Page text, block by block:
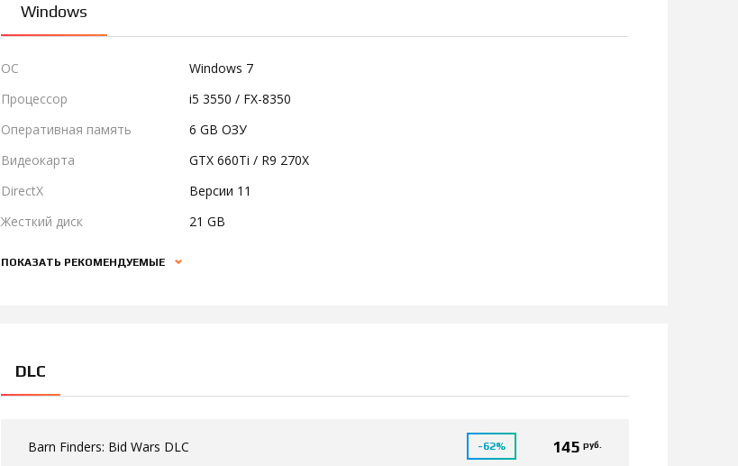
Windows
ОС
Windows 7
Процессор
i5 3550 / FX-8350
Оперативная память
6 GB ОЗУ
Видеокарта
GTX 660Ti / R9 270X
DirectX
Версии 11
Жесткий диск
21 GB
ПОКАЗАТЬ РЕКОМЕНДУЕМЫЕ
DLC
Barn Finders: Bid Wars DLC -62% 145 руб.